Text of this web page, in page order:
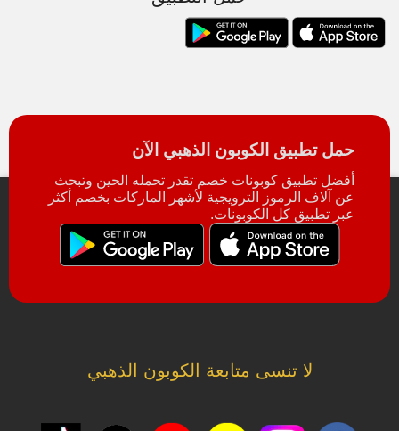
حمل تطبيق الكوبون الذهبي الآن
أفضل تطبيق كوبونات خصم تقدر تحمله الحين وتبحث
عن آلاف الرموز الترويجية لأشهر الماركات بخصم أكثر
عبر تطبيق كل الكوبونات.
لا تنسى متابعة الكوبون الذهبي